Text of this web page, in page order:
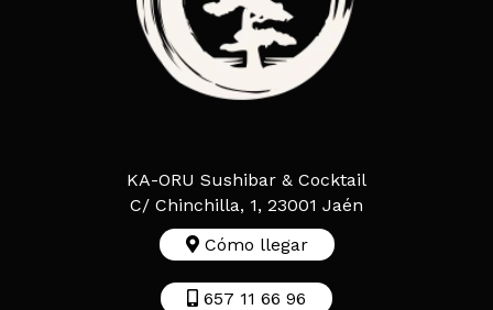
KA-ORU Sushibar & Cocktail
C/ Chinchilla, 1, 23001 Jaén
Cómo llegar
657 11 66 96